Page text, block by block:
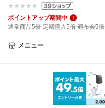
ポイントアップ期間中
通常商品5倍 定期購入5倍 頒布会5倍
メニュー